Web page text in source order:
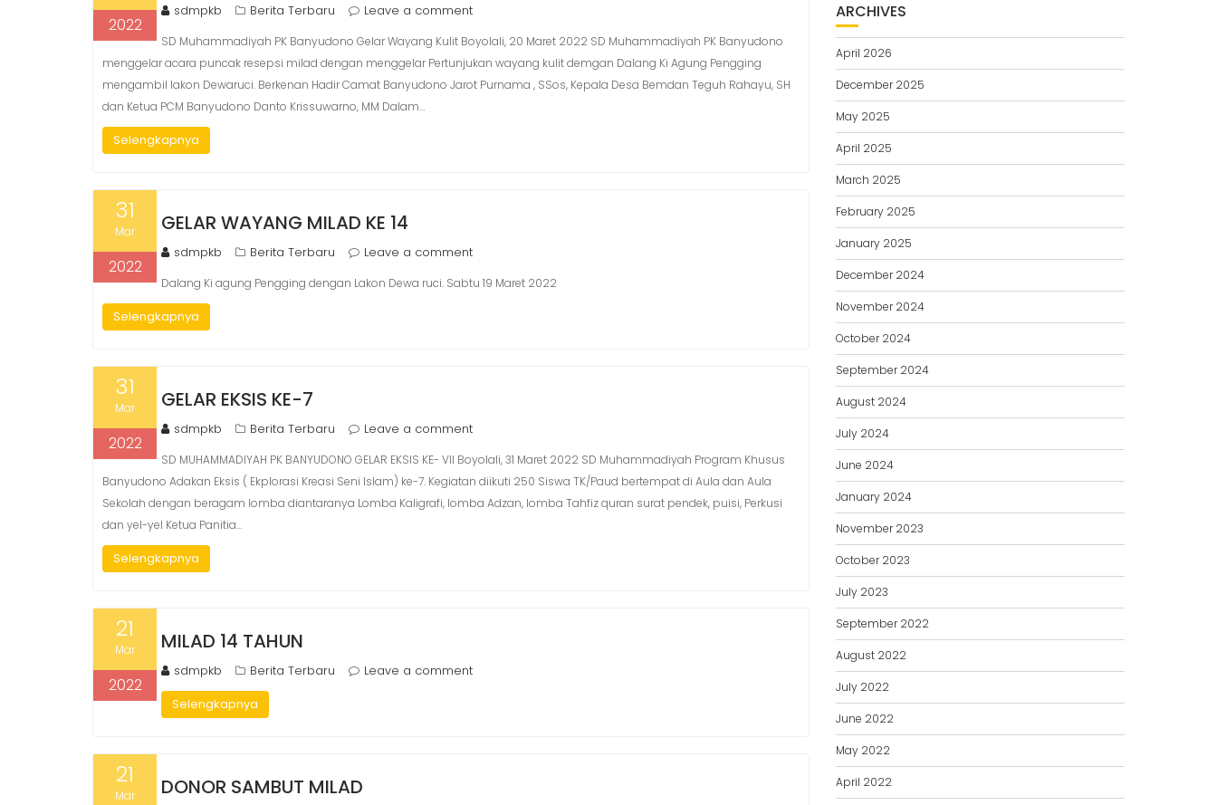
2022
sdmpkb Berita Terbaru Leave a comment
SD Muhammadiyah PK Banyudono Gelar Wayang Kulit Boyolali, 20 Maret 2022 SD Muhammadiyah PK Banyudono
menggelar acara puncak resepsi milad dengan menggelar Pertunjukan wayang kulit demgan Dalang Ki Agung Pengging
mengambil lakon Dewaruci. Berkenan Hadir Camat Banyudono Jarot Purnama , SSos, Kepala Desa Bemdan Teguh Rahayu, SH
dan Ketua PCM Banyudono Danto Krissuwarno, MM Dalam…
Selengkapnya
31
Mar
2022
GELAR WAYANG MILAD KE 14
sdmpkb Berita Terbaru Leave a comment
Dalang Ki agung Pengging dengan Lakon Dewa ruci. Sabtu 19 Maret 2022
Selengkapnya
31
Mar
2022
GELAR EKSIS KE-7
sdmpkb Berita Terbaru Leave a comment
SD MUHAMMADIYAH PK BANYUDONO GELAR EKSIS KE- VII Boyolali, 31 Maret 2022 SD Muhammadiyah Program Khusus
Banyudono Adakan Eksis ( Ekplorasi Kreasi Seni Islam) ke-7. Kegiatan diikuti 250 Siswa TK/Paud bertempat di Aula dan Aula
Sekolah dengan beragam lomba diantaranya Lomba Kaligrafi, lomba Adzan, lomba Tahfiz quran surat pendek, puisi, Perkusi
dan yel-yel Ketua Panitia…
Selengkapnya
21
Mar
2022
MILAD 14 TAHUN
sdmpkb Berita Terbaru
Leave a comment
Selengkapnya
21
Mar DONOR SAMBUT MILAD
ARCHIVES
April 2026
December 2025
May 2025
April 2025
March 2025
February 2025
January 2025
December 2024
November 2024
October 2024
September 2024
August 2024
July 2024
June 2024
January 2024
November 2023
October 2023
July 2023
September 2022
August 2022
July 2022
June 2022
May 2022
April 2022